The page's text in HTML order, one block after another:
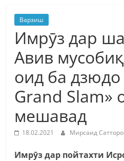
Варзиш
Имрӯз дар
Авив
оид ба дзюдо
Grand Slam»
мешавад
18.02.2021 Мирсаид
Имрӯз дар пойтахти